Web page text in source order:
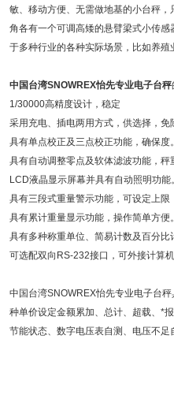
敏、移动方便、无需做地基的小台秤
角各有一个可调高矮的悬臂梁式小传
于多种行业的各种实际场景，比如养
中国台湾SNOWREX怡先专业电子台秤
1/30000高精度设计，稳定
采用充电、插电两用方式，供选择，
具有单点校正及三点校正功能，确保度
具有自动调整零点及软体滤波功能，
LCD液晶显示屏幕并具有自动照明功能
具有三段式重量警示功能，可设定上
具有累计重量显示功能，操作简单方便
具有多种称重单位、简易计数及百分比
可选配双向RS-232接口，可外接计算
中国台湾SNOWREX怡先专业电子台
种单价设定金额累加、总计、超载、*
节能状态、数字电压表自测、电压不足